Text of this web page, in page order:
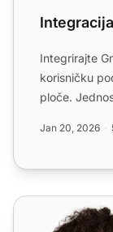
Integrirajte
korisničku
ploče.
Jan 20, 2026
Google obrasci